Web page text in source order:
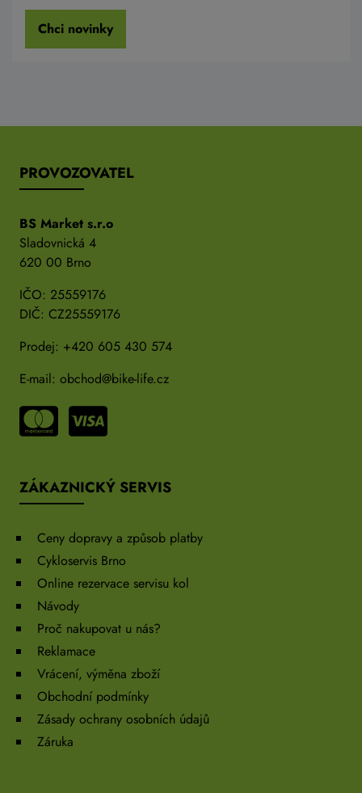
Chci novinky
PROVOZOVATEL
BS Market s.r.o
Sladovnická 4
620 00 Brno
IČO: 25559176
DIČ: CZ25559176
Prodej: +420 605 430 574
E-mail: obchod@bike-life.cz
ZÁKAZNICKÝ SERVIS
Ceny dopravy a způsob platby
Cykloservis Brno
Online rezervace servisu kol
Návody
Proč nakupovat u nás?
Reklamace
Vrácení, výměna zboží
Obchodní podmínky
Zásady ochrany osobních údajů
Záruka